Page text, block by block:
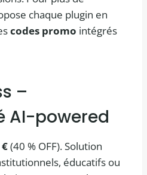
chaque plugin en
codes promo intégrés
–
AI-powered
(40 % OFF). Solution
éducatifs ou